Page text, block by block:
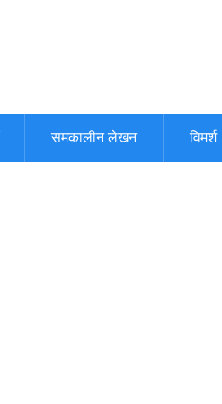
समकालीन लेखन विमर्श